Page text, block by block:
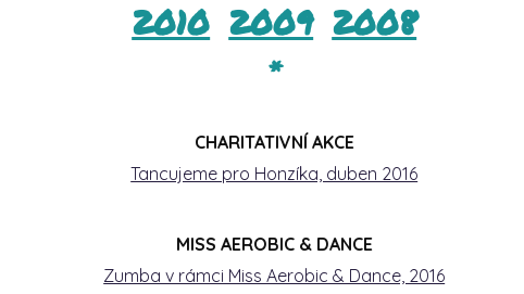
2010 2009 2008
*
CHARITATIVNÍ AKCE
Tancujeme pro Honzíka, duben 2016
MISS AEROBIC & DANCE
Zumba v rámci Miss Aerobic & Dance, 2016